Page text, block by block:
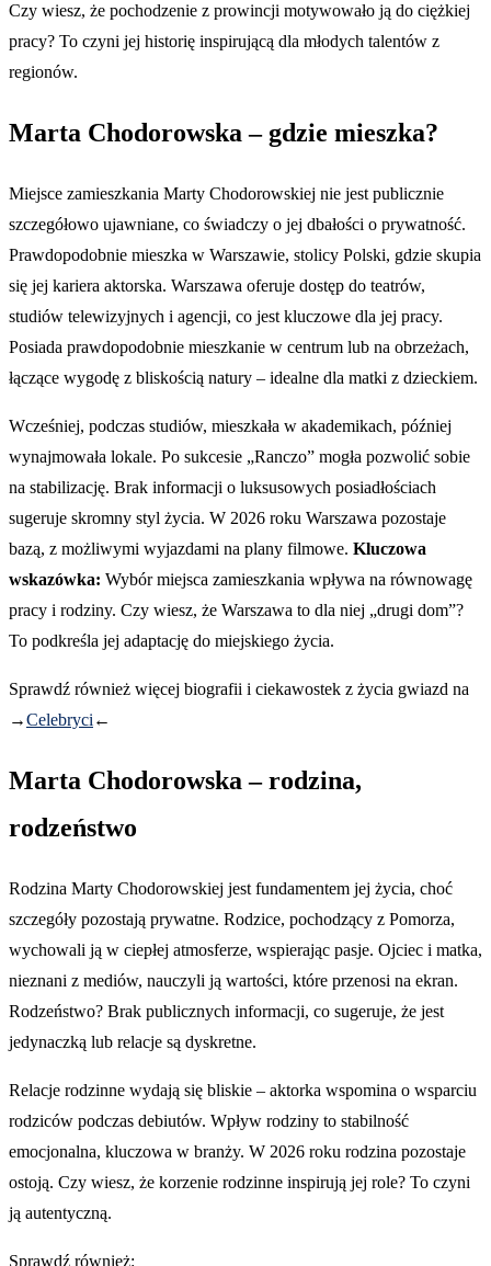
Czy wiesz, że pochodzenie z prowincji motywowało ją do ciężkiej
pracy? To czyni jej historię inspirującą dla młodych talentów z
regionów.
Marta Chodorowska – gdzie mieszka?
Miejsce zamieszkania Marty Chodorowskiej nie jest publicznie
szczegółowo ujawniane, co świadczy o jej dbałości o prywatność.
Prawdopodobnie mieszka w Warszawie, stolicy Polski, gdzie skupia
się jej kariera aktorska. Warszawa oferuje dostęp do teatrów,
studiów telewizyjnych i agencji, co jest kluczowe dla jej pracy.
Posiada prawdopodobnie mieszkanie w centrum lub na obrzeżach,
łączące wygodę z bliskością natury – idealne dla matki z dzieckiem.
Wcześniej, podczas studiów, mieszkała w akademikach, później
wynajmowała lokale. Po sukcesie „Ranczo” mogła pozwolić sobie
na stabilizację. Brak informacji o luksusowych posiadłościach
sugeruje skromny styl życia. W 2026 roku Warszawa pozostaje
bazą, z możliwymi wyjazdami na plany filmowe. Kluczowa
wskazówka: Wybór miejsca zamieszkania wpływa na równowagę
pracy i rodziny. Czy wiesz, że Warszawa to dla niej „drugi dom”?
To podkreśla jej adaptację do miejskiego życia.
Sprawdź również więcej biografii i ciekawostek z życia gwiazd na
→Celebryci ←
Marta Chodorowska – rodzina,
rodzeństwo
Rodzina Marty Chodorowskiej jest fundamentem jej życia, choć
szczegóły pozostają prywatne. Rodzice, pochodzący z Pomorza,
wychowali ją w ciepłej atmosferze, wspierając pasje. Ojciec i matka,
nieznani z mediów, nauczyli ją wartości, które przenosi na ekran.
Rodzeństwo? Brak publicznych informacji, co sugeruje, że jest
jedynaczką lub relacje są dyskretne.
Relacje rodzinne wydają się bliskie – aktorka wspomina o wsparciu
rodziców podczas debiutów. Wpływ rodziny to stabilność
emocjonalna, kluczowa w branży. W 2026 roku rodzina pozostaje
ostoją. Czy wiesz, że korzenie rodzinne inspirują jej role? To czyni
ją autentyczną.
Sprawdź również: